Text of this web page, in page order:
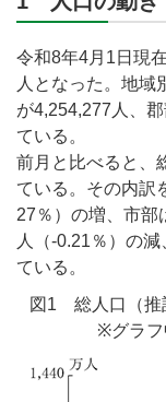
令和8年4月1日現
人となった。地域
が4,254,277人、
ている。
前月と比べると、
ている。その内訳
27％）の増、市部
人（-0.21％）の
ている。
図1 総人口（推
※グラフ